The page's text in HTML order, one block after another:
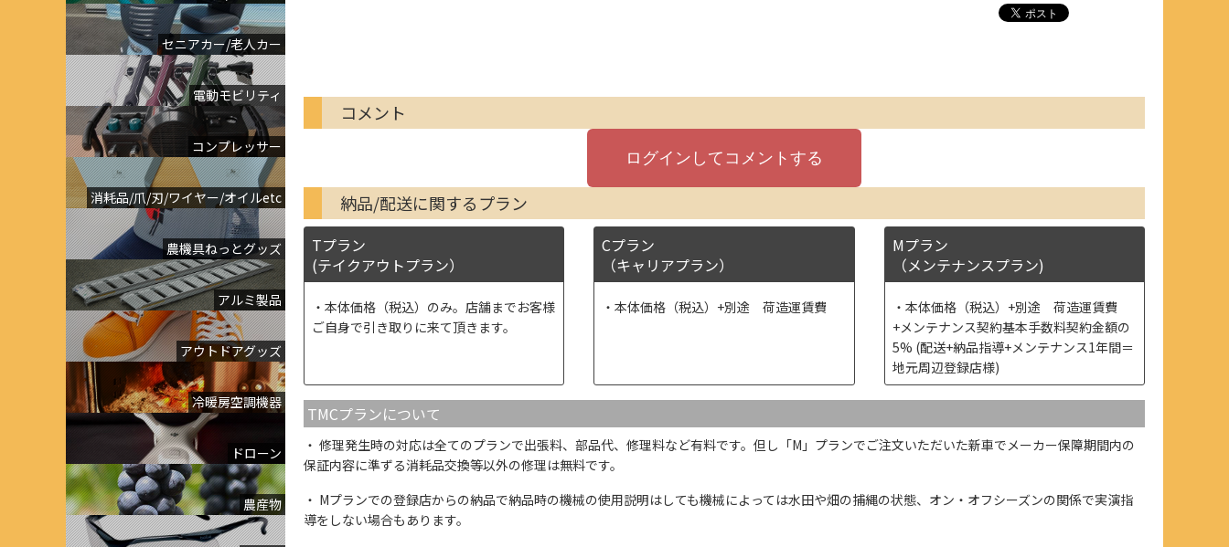
セニアカー/老人カー
電動モビリティ
コンプレッサー
消耗品/爪/刃/ワイヤー/オイルetc
農機具ねっとグッズ
アルミ製品
アウトドアグッズ
冷暖房空調機器
ドローン
農産物
コメント
納品/配送に関するプラン
Tプラン
(テイクアウトプラン）
本体価格（税込）のみ。店舗までお客様
ご自身で引き取りに来て頂きます。
Cプラン
（キャリアプラン）
本体価格（税込）+別途 荷造運賃費
Mプラン
（メンテナンスプラン)
本体価格（税込）+別途 荷造運賃費
+メンテナンス契約基本手数料契約金額の
5% (配送+納品指導+メンテナンス1年間＝
地元周辺登録店様)
TMCプランについて
修理発生時の対応は全てのプランで出張料、部品代、修理料など有料です。但し「M」プランでご注文いただいた新車でメーカー保障期間内の
保証内容に準ずる消耗品交換等以外の修理は無料です。
Mプランでの登録店からの納品で納品時の機械の使用説明はしても機械によっては水田や畑の捕縄の状態、オン・オフシーズンの関係で実演指
導をしない場合もあります。